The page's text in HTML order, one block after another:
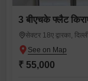
3 बीएचके फ्लैट
सेक्टर 18ए द्वारका, दिल्ली
₹ 55,000